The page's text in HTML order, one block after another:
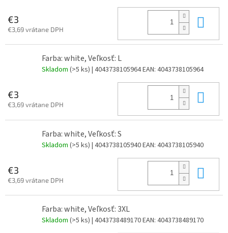
€3
€3,69 vrátane DPH
Farba: white, Veľkosť: L
Skladom (>5 ks) | 4043738105964EAN: 4043738105964
€3
€3,69 vrátane DPH
Farba: white, Veľkosť: S
Skladom (>5 ks) | 4043738105940EAN: 4043738105940
€3
€3,69 vrátane DPH
Farba: white, Veľkosť: 3XL
Skladom (>5 ks) | 4043738489170EAN: 4043738489170